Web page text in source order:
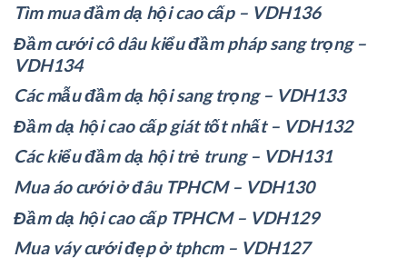
Tìm mua đầm dạ hội cao cấp – VDH136
Đầm cưới cô dâu kiểu đầm pháp sang trọng –
VDH134
Các mẫu đầm dạ hội sang trọng – VDH133
Đầm dạ hội cao cấp giát tốt nhất – VDH132
Các kiểu đầm dạ hội trẻ trung – VDH131
Mua áo cưới ở đâu TPHCM – VDH130
Đầm dạ hội cao cấp TPHCM – VDH129
Mua váy cưới đẹp ở tphcm – VDH127